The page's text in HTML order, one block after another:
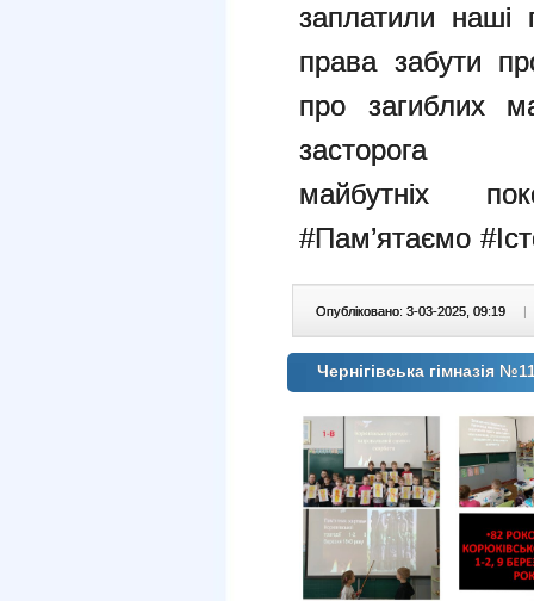
заплатили
права забути
про загиблих
майбутніх
#Пам’ятаємо
Опубліковано: 3-03-2025, 09:19 |
Чернігівська гімназія